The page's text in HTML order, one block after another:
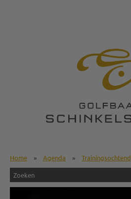
Home » Agenda » Trainingsochtend